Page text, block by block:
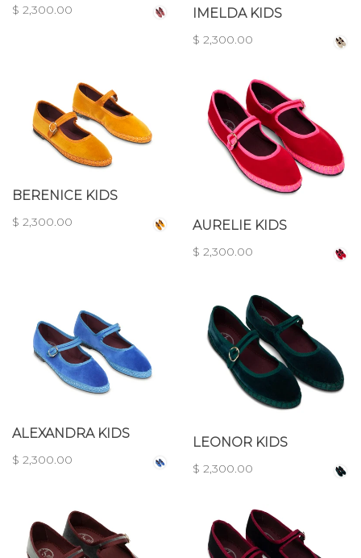
$ 2,300.00 IMELDA KIDS
$ 2,300.00
BERENICE KIDS
$ 2,300.00 AURELIE KIDS
$ 2,300.00
ALEXANDRA KIDS
$ 2,300.00
LEONOR KIDS
$ 2,300.00